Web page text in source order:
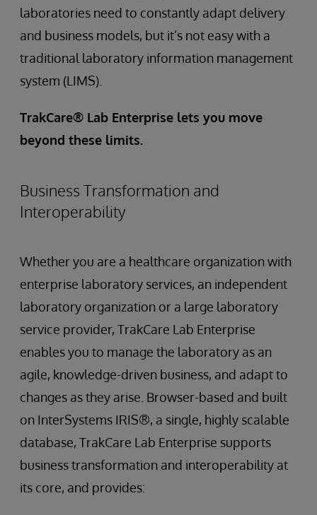
laboratories need to constantly adapt delivery
and business models, but it’s not easy with a
traditional laboratory information management
system (LIMS).
TrakCare® Lab Enterprise lets you move
beyond these limits.
Business Transformation and
Interoperability
Whether you are a healthcare organization with
enterprise laboratory services, an independent
laboratory organization or a large laboratory
service provider, TrakCare Lab Enterprise
enables you to manage the laboratory as an
agile, knowledge-driven business, and adapt to
changes as they arise. Browser-based and built
on InterSystems IRIS®, a single, highly scalable
database, TrakCare Lab Enterprise supports
business transformation and interoperability at
its core, and provides: